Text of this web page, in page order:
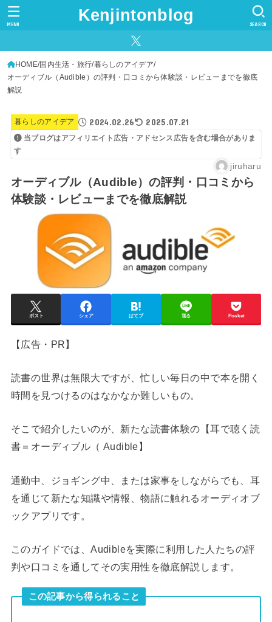
Kenjintonblog SEARCH
MENU
HOME 国内生活・旅行 暮らしのアイデア
オーディブル（Audible）の評判・口コミから体験談・レビューまでを徹底
解説
暮らしのアイデア 2024.02.26 2025.07.21
当ブログはアフィリエイト広告・アドセンス広告を含む場合がありま
す
jiruharu
オーディブル（Audible）の評判・口コミから
体験談・レビューまでを徹底解説
ポスト シェア はてブ 送る Pocket
【広告・PR】
読書の世界は無限大ですが、忙しい毎日の中で本を開く
時間を見つけるのはなかなか難しいもの。
そこで紹介したいのが、新たな読書体験の【耳で聴く読
書＝オーディブル（ Audible】
通勤中、ジョギング中、または家事をしながらでも、耳
を通じて新たな知識や情報、物語に触れるオーディオブ
ックアプリです。
このガイドでは、Audibleを実際に利用した人たちの評
判や口コミを通してその実用性を徹底解説します。
この記事から得られること